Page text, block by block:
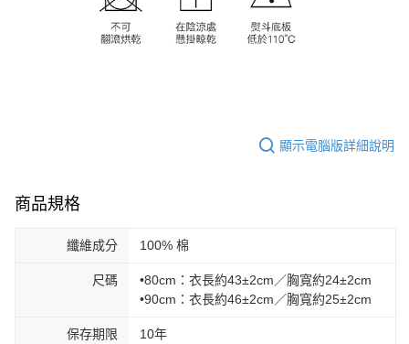
顯示電腦版詳細說明
商品規格
纖維成分 100% 棉
尺碼
•80cm：衣長約43±2cm／胸寬約24±2cm
•90cm：衣長約46±2cm／胸寬約25±2cm
保存期限 10年